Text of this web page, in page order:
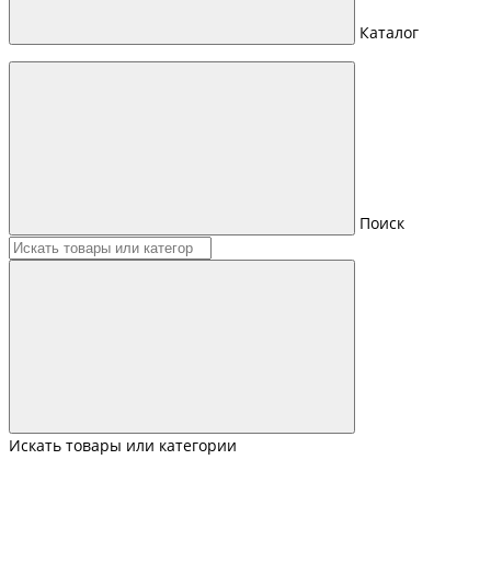
Каталог
Поиск
Искать товары или категории